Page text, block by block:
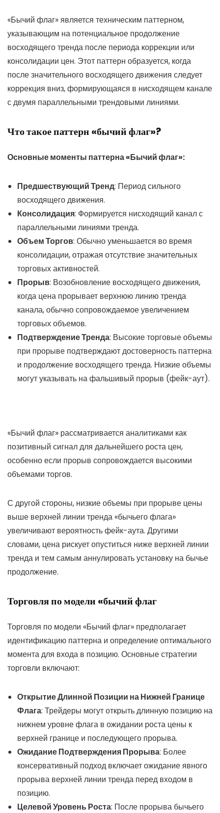
«Бычий флаг» является техническим паттерном,
указывающим на потенциальное продолжение
восходящего тренда после периода коррекции или
консолидации цен. Этот паттерн образуется, когда
после значительного восходящего движения следует
коррекция вниз, формирующаяся в нисходящем канале
с двумя параллельными трендовыми линиями.
Что такое паттерн «бычий флаг»?
Основные моменты паттерна «Бычий флаг»:
Предшествующий Тренд: Период сильного
восходящего движения.
Консолидация: Формируется нисходящий канал с
параллельными линиями тренда.
Объем Торгов: Обычно уменьшается во время
консолидации, отражая отсутствие значительных
торговых активностей.
Прорыв: Возобновление восходящего движения,
когда цена прорывает верхнюю линию тренда
канала, обычно сопровождаемое увеличением
торговых объемов.
Подтверждение Тренда: Высокие торговые объемы
при прорыве подтверждают достоверность паттерна
и продолжение восходящего тренда. Низкие объемы
могут указывать на фальшивый прорыв (фейк-аут).
«Бычий флаг» рассматривается аналитиками как
позитивный сигнал для дальнейшего роста цен,
особенно если прорыв сопровождается высокими
объемами торгов.
С другой стороны, низкие объемы при прорыве цены
выше верхней линии тренда «бычьего флага»
увеличивают вероятность фейк-аута. Другими
словами, цена рискует опуститься ниже верхней линии
тренда и тем самым аннулировать установку на бычье
продолжение.
Торговля по модели «бычий флаг
Торговля по модели «Бычий флаг» предполагает
идентификацию паттерна и определение оптимального
момента для входа в позицию. Основные стратегии
торговли включают:
Открытие Длинной Позиции на Нижней Границе
Флага: Трейдеры могут открыть длинную позицию на
нижнем уровне флага в ожидании роста цены к
верхней границе и последующего прорыва.
Ожидание Подтверждения Прорыва: Более
консервативный подход включает ожидание явного
прорыва верхней линии тренда перед входом в
позицию.
Целевой Уровень Роста: После прорыва бычьего